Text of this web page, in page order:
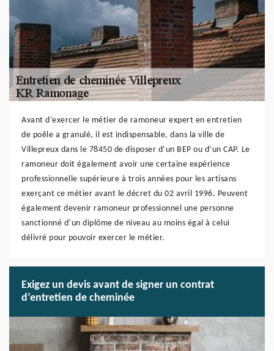
Avant d’exercer le métier de ramoneur expert en entretien
de poêle a granulé, il est indispensable, dans la ville de
Villepreux dans le 78450 de disposer d’un BEP ou d’un CAP. Le
ramoneur doit également avoir une certaine expérience
professionnelle supérieure à trois années pour les artisans
exerçant ce métier avant le décret du 02 avril 1996. Peuvent
également devenir ramoneur professionnel une personne
sanctionné d’un diplôme de niveau au moins égal à celui
délivré pour pouvoir exercer le métier.
Exigez un devis avant de signer un contrat
d’entretien de cheminée